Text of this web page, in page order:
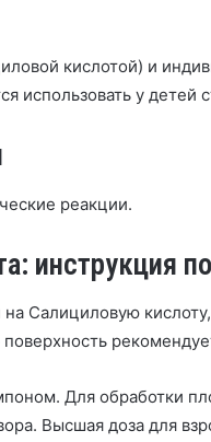
кислотой) и
использовать у детей
реакции.
инструкция
Салициловую
Для обработки
Высшая доза для